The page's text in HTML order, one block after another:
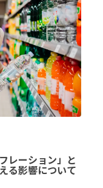
レーション」と
る影響について